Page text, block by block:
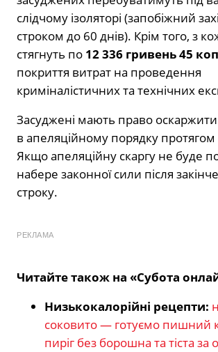
слідчому ізоляторі (запобіжний
строком до 60 днів). Крім того, з
стягнуть по 12 336 гривень 45
покриття витрат на проведення
криміналістичних та технічних
Засуджені мають право
в апеляційному порядку протягом
Якщо апеляційну скаргу не буде
набере законної сили після
строку.
РЕКЛАМА
Читайте також на «Субота
Низькокалорійні рецепти:
соковито — готуємо пишний
пиріг без борошна та тіста